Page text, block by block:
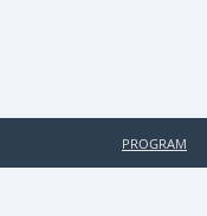
PROGRAM